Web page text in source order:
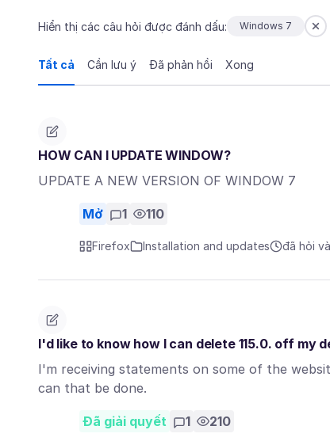
Hiển thị các câu hỏi được đánh dấu: Windows 7
Tất cả Cần lưu ý Đã phản hồi Xong
HOW CAN I UPDATE WINDOW?
UPDATE A NEW VERSION OF WINDOW 7
Mở 1 110
Firefox Installation and updates đã hỏi
I'd like to know how I can delete 115.0. off my
I'm receiving statements on some of the
can that be done.
Đã giải quyết 1 210